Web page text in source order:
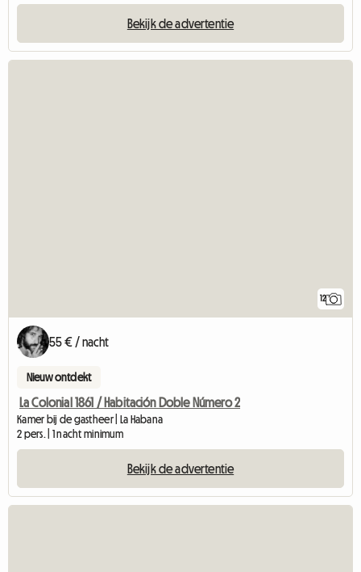
Bekijk de advertentie
12
55 € / nacht
Nieuw ontdekt
La Colonial 1861 / Habitación Doble Número 2
Kamer bij de gastheer | La Habana
2 pers. | 1 nacht minimum
Bekijk de advertentie